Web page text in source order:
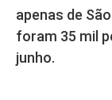
apenas de
foram 35 mil
junho.